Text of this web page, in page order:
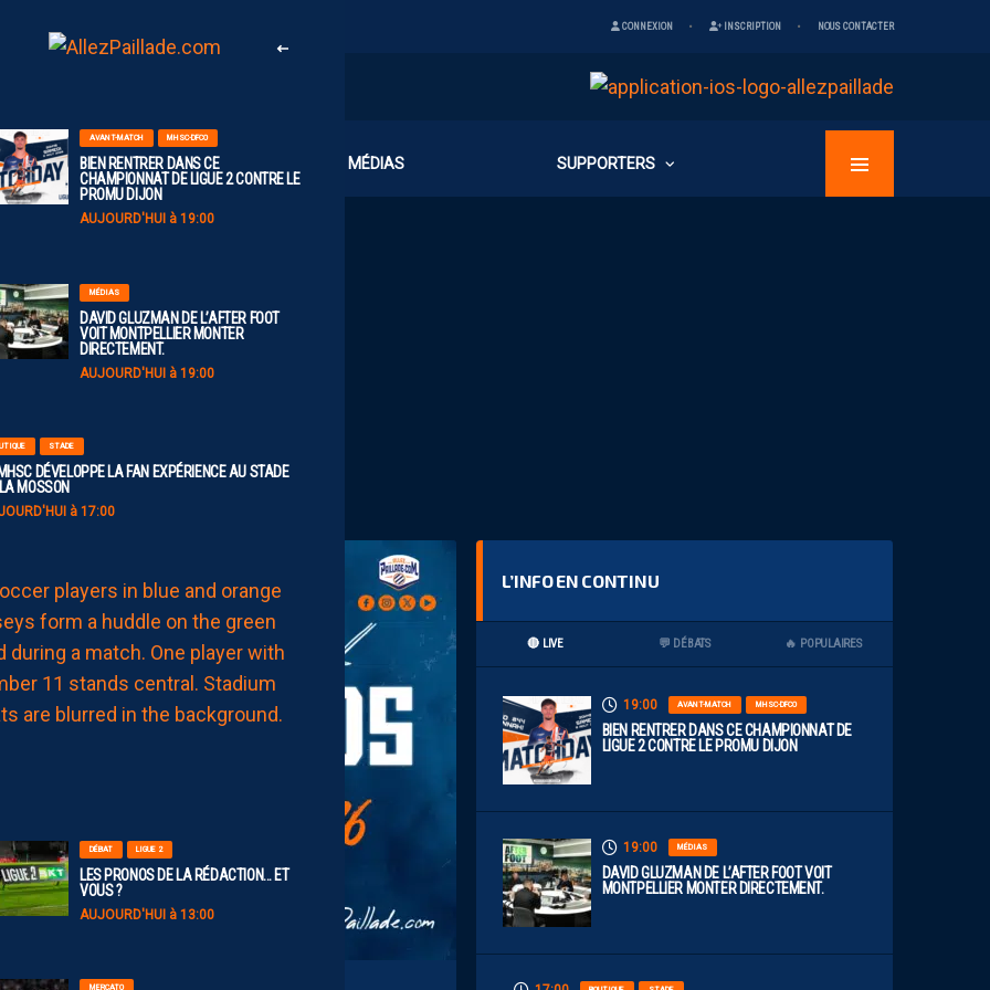
CONNEXION INSCRIPTION NOUS CONTACTER
CLUB MÉDIAS SUPPORTERS
AVANT-MATCH MHSC-DFCO
BIEN RENTRER DANS CE
CHAMPIONNAT DE LIGUE 2 CONTRE LE
PROMU DIJON
AUJOURD'HUI à 19:00
MÉDIAS
DAVID GLUZMAN DE L’AFTER FOOT
VOIT MONTPELLIER MONTER
DIRECTEMENT.
AUJOURD'HUI à 19:00
STADE
DÉVELOPPE LA FAN EXPÉRIENCE AU STADE
MOSSON
à 17:00
NOUVEAUX
NUMÉROS
PAILLADINS
DÉBAT LIGUE 2
LES PRONOS DE LA RÉDACTION… ET
VOUS ?
AUJOURD'HUI à 13:00
MERCATO
L’INFO EN CONTINU
🔴 LIVE 💬 DÉBATS 🔥 POPULAIRES
19:00 AVANT-MATCH MHSC-DFCO
BIEN RENTRER DANS CE CHAMPIONNAT DE
LIGUE 2 CONTRE LE PROMU DIJON
19:00 MÉDIAS
DAVID GLUZMAN DE L’AFTER FOOT VOIT
MONTPELLIER MONTER DIRECTEMENT.